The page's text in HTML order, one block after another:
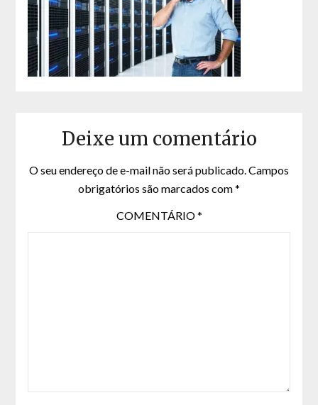
Deixe um comentário
O seu endereço de e-mail não será publicado. Campos
obrigatórios são marcados com*
COMENTÁRIO*